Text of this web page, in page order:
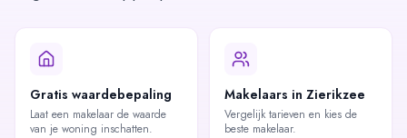
Gratis waardebepaling
Laat een makelaar de waarde
van je woning inschatten.
Makelaars in Zierikzee
Vergelijk tarieven en kies de
beste makelaar.